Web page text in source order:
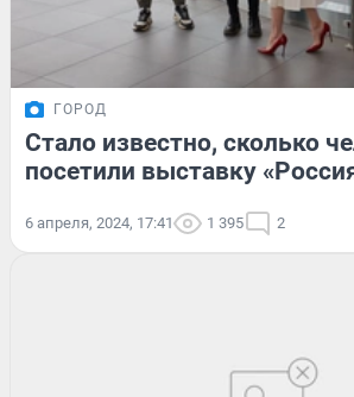
ГОРОД
Стало известно, сколько
посетили выставку
6 апреля, 2024, 17:41 1 395 2